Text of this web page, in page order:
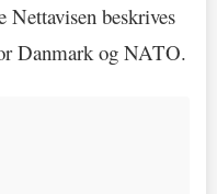
Nettavisen beskrives
Danmark og NATO.